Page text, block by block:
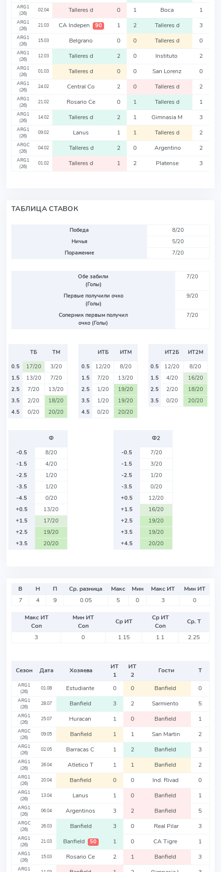
ARG1
(26)
02.04 Talleres d 0 1 Boca 1
ARG1
(26)
21.03 CA Indepen 90 1 2 Talleres d 3
ARG1
(26)
15.03 Belgrano 0 0 Talleres d 0
ARG1
(26)
12.03 Talleres d 2 0 Instituto 2
ARG1
(26)
01.03 Talleres d 0 0 San Lorenz 0
ARG1
(26)
24.02 Central Co 2 0 Talleres d 2
ARG1
(26)
21.02 Rosario Ce 0 1 Talleres d 1
ARG1
(26)
14.02 Talleres d 2 1 Gimnasia M 3
ARG1
(26)
09.02 Lanus 1 1 Talleres d 2
ARGC
(26)
04.02 Talleres d 2 0 Argentino 2
ARG1
(26)
01.02 Talleres d 1 2 Platense 3
ТАБЛИЦА СТАВОК
Победа
8/20
Ничья
5/20
Поражение
7/20
Обе забили
(Голы)
7/20
Первые получили очко
(Голы)
9/20
Соперник первым получил
очко (Голы)
7/20
ТБ
ТМ
0.5
17/20
3/20
1.5
13/20
7/20
2.5
7/20
13/20
3.5
2/20
18/20
4.5
0/20 20/20
ИТБ
ИТМ
0.5
12/20
8/20
1.5
7/20
13/20
2.5
1/20
19/20
3.5
1/20
19/20
4.5
0/20 20/20
ИТ2Б
ИТ2М
0.5
12/20
8/20
1.5
4/20
16/20
2.5
2/20
18/20
3.5
0/20 20/20
Ф
-0.5
8/20
-1.5
4/20
-2.5
1/20
-3.5
1/20
-4.5
0/20
+0.5
13/20
+1.5
17/20
+2.5
19/20
+3.5
20/20
Ф2
-0.5
7/20
-1.5
3/20
-2.5
1/20
-3.5
0/20
+0.5
12/20
+1.5
16/20
+2.5
19/20
+3.5
19/20
+4.5
20/20
В Н П Ср. разница Макс Мин Макс ИТ
Мин ИТ
7
4 9 0.05 5 0 3 0
Макс ИТ
Соп
Мин ИТ
Соп
Ср ИТ
Ср ИТ
Соп
Ср. Т
3
0 1.15 1.1 2.25
Сезон Дата Хозяева
ИТ
1
ИТ
2
Гости Т
ARG1
(26)
01.08 Estudiante 0 0 Banfield 0
ARG1
(26)
28.07 Banfield 3 2 Sarmiento 5
ARG1
(26)
25.07 Huracan 1 0 Banfield 1
ARGC
(26)
09.05 Banfield 1 1 San Martin 2
ARG1
(26)
02.05 Barracas C 1 2 Banfield 3
ARG1
(26)
26.04 Atletico T 1 1 Banfield 2
ARG1
(26)
20.04 Banfield 0 0 Ind. Rivad 0
ARG1
(26)
13.04 Lanus 1 0 Banfield 1
ARG1
(26)
06.04 Argentinos 3 2 Banfield 5
ARGC
(26)
26.03 Banfield 3 0 Real Pilar 3
ARG1
(26)
21.03 Banfield 50 1 0 CA Tigre 1
ARG1
(26)
15.03 Rosario Ce 2 1 Banfield 3
ARG1